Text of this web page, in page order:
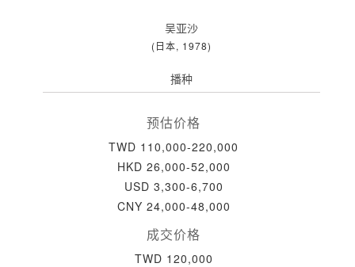
吴亚沙
(日本, 1978)
播种
预估价格
TWD 110,000-220,000
HKD 26,000-52,000
USD 3,300-6,700
CNY 24,000-48,000
成交价格
TWD 120,000